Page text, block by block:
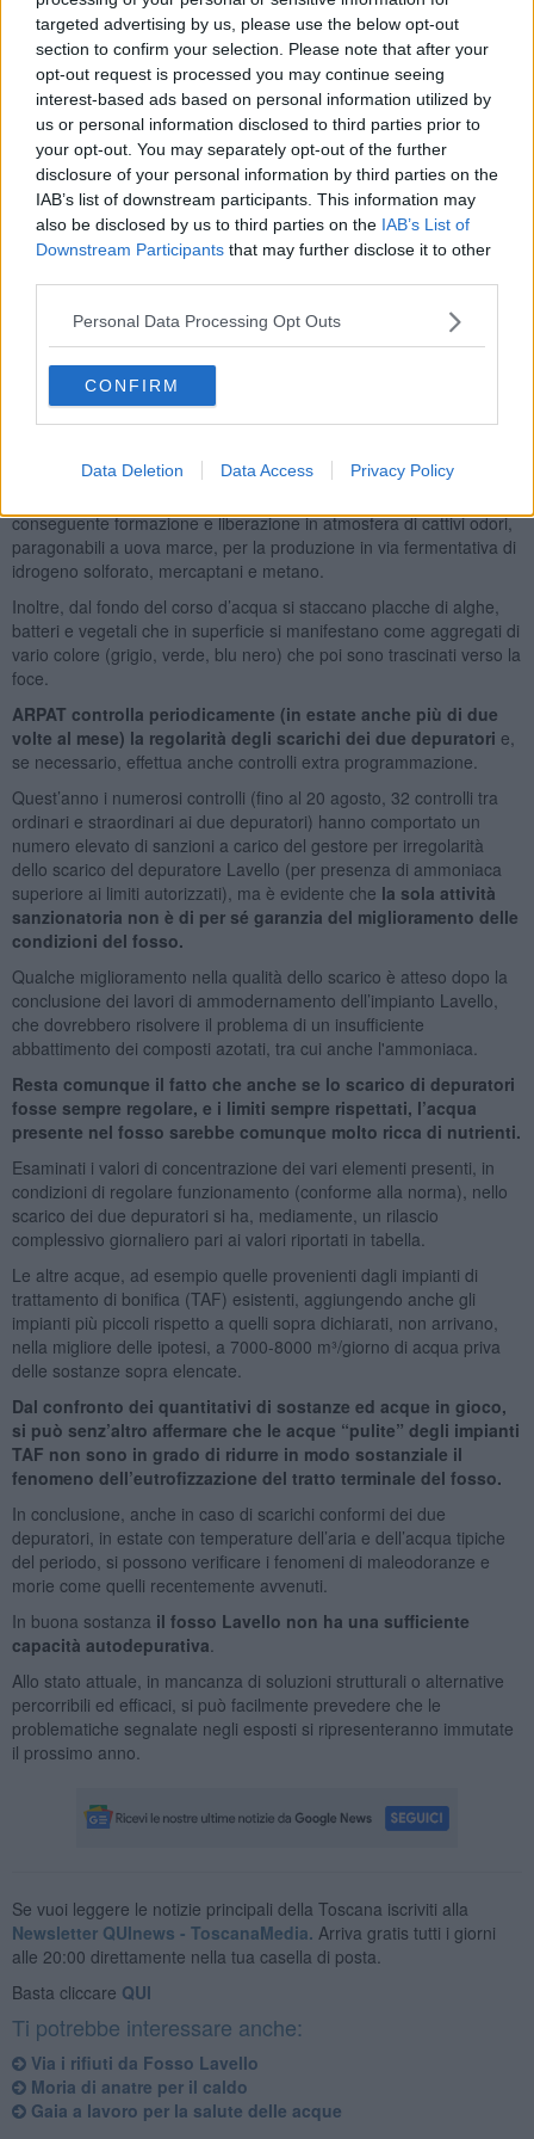
targeted advertising by us, please use the below opt-out
section to confirm your selection. Please note that after your
opt-out request is processed you may continue seeing
interest-based ads based on personal information utilized by
us or personal information disclosed to third parties prior to
your opt-out. You may separately opt-out of the further
disclosure of your personal information by third parties on the
IAB’s list of downstream participants. This information may
also be disclosed by us to third parties on the IAB’s List of
Downstream Participants that may further disclose it to other
Personal Data Processing Opt Outs
CONFIRM
Data Deletion Data Access Privacy Policy
una situazione di degrado e sporcizia che contribuisce
all’inquinamento del fosso.
Complessivamente, gli apporti di acqua al fosso, esclusi gli scarichi
dei depuratori, non arrivano a 7000-8000 m3/giorno e l’acqua
presente nel fosso è sufficiente, comunque, a garantire la vita di
specie animali e vegetali, per cui sono presenti pesci che risalgono
dal mare verso l’interno, uccelli e piante acquatiche.
Essendo costituita in gran parte dallo scarico dei depuratori,
si tratta di acqua particolarmente ricca di sostanze organiche
e in estate, a causa delle alte temperature e dell’assenza di
filamentosi.Nel crescere, le alghe, i batteri e le macrofite
consumano tutto l’ossigeno presente nell’acqua causando la morte
delle altre forme di vita; l’effetto più evidente si ha in caso di moria
Quando la concentrazione delle alghe e della vegetazione
e, complice la totale assenza di ossigeno nell’acqua, si verifica la
conseguente formazione e liberazione in atmosfera di cattivi odori,
paragonabili a uova marce, per la produzione in via fermentativa di
idrogeno solforato, mercaptani e metano.
Inoltre, dal fondo del corso d’acqua si staccano placche di alghe,
batteri e vegetali che in superficie si manifestano come aggregati di
vario colore (grigio, verde, blu nero) che poi sono trascinati verso la
foce.
ARPAT controlla periodicamente (in estate anche più di due
volte al mese) la regolarità degli scarichi dei due depuratori e,
se necessario, effettua anche controlli extra programmazione.
Quest’anno i numerosi controlli (fino al 20 agosto, 32 controlli tra
ordinari e straordinari ai due depuratori) hanno comportato un
numero elevato di sanzioni a carico del gestore per irregolarità
dello scarico del depuratore Lavello (per presenza di ammoniaca
superiore ai limiti autorizzati), ma è evidente che la sola attività
sanzionatoria non è di per sé garanzia del miglioramento delle
condizioni del fosso.
Qualche miglioramento nella qualità dello scarico è atteso dopo la
conclusione dei lavori di ammodernamento dell’impianto Lavello,
che dovrebbero risolvere il problema di un insufficiente
abbattimento dei composti azotati, tra cui anche l'ammoniaca.
Resta comunque il fatto che anche se lo scarico di depuratori
fosse sempre regolare, e i limiti sempre rispettati, l’acqua
presente nel fosso sarebbe comunque molto ricca di nutrienti.
Esaminati i valori di concentrazione dei vari elementi presenti, in
condizioni di regolare funzionamento (conforme alla norma), nello
scarico dei due depuratori si ha, mediamente, un rilascio
complessivo giornaliero pari ai valori riportati in tabella.
Le altre acque, ad esempio quelle provenienti dagli impianti di
trattamento di bonifica (TAF) esistenti, aggiungendo anche gli
impianti più piccoli rispetto a quelli sopra dichiarati, non arrivano,
nella migliore delle ipotesi, a 7000-8000 m³/giorno di acqua priva
delle sostanze sopra elencate.
Dal confronto dei quantitativi di sostanze ed acque in gioco,
si può senz’altro affermare che le acque “pulite” degli impianti
TAF non sono in grado di ridurre in modo sostanziale il
fenomeno dell’eutrofizzazione del tratto terminale del fosso.
In conclusione, anche in caso di scarichi conformi dei due
depuratori, in estate con temperature dell’aria e dell’acqua tipiche
del periodo, si possono verificare i fenomeni di maleodoranze e
morie come quelli recentemente avvenuti.
In buona sostanza il fosso Lavello non ha una sufficiente
capacità autodepurativa
Allo stato attuale, in mancanza di soluzioni strutturali o alternative
percorribili ed efficaci, si può facilmente prevedere che le
problematiche segnalate negli esposti si ripresenteranno immutate
il prossimo anno.
Se vuoi leggere le notizie principali della Toscana iscriviti alla
Newsletter QUInews - ToscanaMedia. Arriva gratis tutti i giorni
alle 20:00 direttamente nella tua casella di posta.
Basta cliccare QUI
Ti potrebbe interessare anche:
Via i rifiuti da Fosso Lavello
Moria di anatre per il caldo
Gaia a lavoro per la salute delle acque